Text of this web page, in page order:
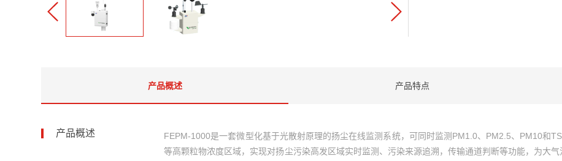
产品概述 产品特点
产品概述
FEPM-1000是一套微型化基于光散射原理的扬尘在线监测系统，可同时监测PM1.0、PM2.5、PM10和
等高颗粒物浓度区域，实现对扬尘污染高发区域实时监测、污染来源追溯，传输通道判断等功能，为大